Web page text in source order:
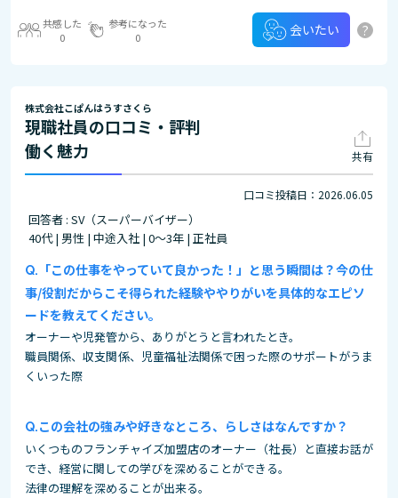
共感した
0
参考になった
0
会いたい ?
株式会社こぱんはうすさくら
現職社員の口コミ・評判
働く魅力
共有
口コミ投稿日：2026.06.05
回答者 : SV（スーパーバイザー）
40代 | 男性 | 中途入社 | 0～3年 | 正社員
「この仕事をやっていて良かった！」と思う瞬間は？今の仕
事/役割だからこそ得られた経験ややりがいを具体的なエピソ
ードを教えてください。
オーナーや児発管から、ありがとうと言われたとき。
職員関係、収支関係、児童福祉法関係で困った際のサポートがうま
くいった際
この会社の強みや好きなところ、らしさはなんですか？
いくつものフランチャイズ加盟店のオーナー（社長）と直接お話が
でき、経営に関しての学びを深めることができる。
法律の理解を深めることが出来る。